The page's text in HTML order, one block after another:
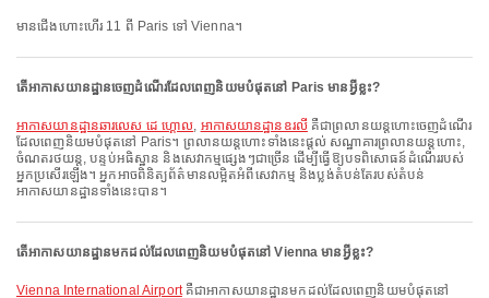
មានជើងហោះហើរ 11 ពី Paris ទៅ Vienna។
តើអាកាសយានដ្ឋានចេញដំណើរដែលពេញនិយមបំផុតនៅ Paris មានអ្វីខ្លះ?
អាកាសយានដ្ឋានឆារលេស ដេ ហ្គោល, អាកាសយានដ្ឋានឧរលីគឺជាព្រលានយន្តហោះចេញដំណើរ
ដែលពេញនិយមបំផុតនៅ Paris។ ព្រលានយន្តហោះទាំងនេះផ្តល់ សណ្ឋាគារព្រលានយន្តហោះ,
ចំណតរថយន្ត, បន្ទប់អធិស្ឋាន និងសេវាកម្មផ្សេងៗជាច្រើន ដើម្បីធ្វើឱ្យបទពិសោធន៍ដំណើររបស់
អ្នកប្រសើរឡើង។ អ្នកអាចពិនិត្យព័ត៌មានលម្អិតអំពីសេវាកម្ម និងប្លង់តំបន់តែរបស់តំបន់
អាកាសយានដ្ឋានទាំងនេះបាន។
តើអាកាសយានដ្ឋានមកដល់ដែលពេញនិយមបំផុតនៅ Vienna មានអ្វីខ្លះ?
Vienna International Airportគឺជាអាកាសយានដ្ឋានមកដល់ដែលពេញនិយមបំផុតនៅ